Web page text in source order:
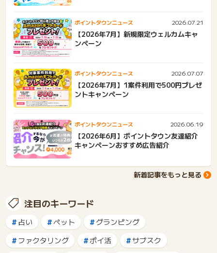
ポイントタウンニュース 2026.07.21
【2026年7月】新規限定ウェルカムキャ
ンペーン
ポイントタウンニュース 2026.07.07
【2026年7月】1案件利用で500円プレゼ
ントキャンペーン
ポイントタウンニュース 2026.06.19
【2026年6月】ポイントタウン友達紹介
キャンペーンおすすめ広告紹介
新着記事をもっと見る
注目のキーワード
占い ペット
グランピング
ファクタリング
ポイ活
サブスク